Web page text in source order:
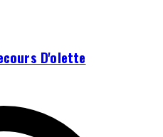
D'olette